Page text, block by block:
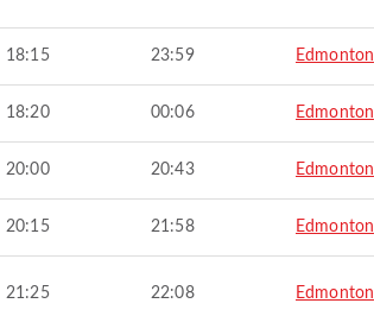
18:15 23:59 Edmonton
18:20 00:06 Edmonton
20:00 20:43 Edmonton
20:15 21:58 Edmonton
21:25 22:08 Edmonton